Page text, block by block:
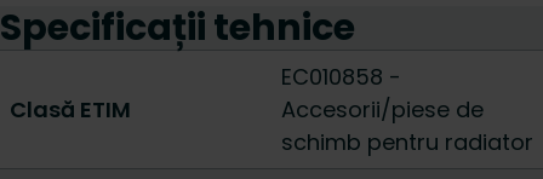
Specificații tehnice
Clasă ETIM
EC010858 -
Accesorii/piese de
schimb pentru radiator